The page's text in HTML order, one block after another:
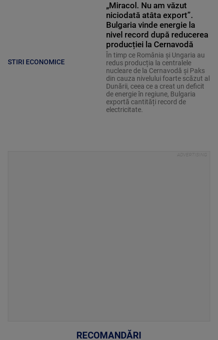
STIRI ECONOMICE
„Miracol. Nu am văzut
niciodată atâta export”.
Bulgaria vinde energie la
nivel record după reducerea
producției la Cernavodă
În timp ce România și Ungaria au
redus producția la centralele
nucleare de la Cernavodă și Paks
din cauza nivelului foarte scăzut al
Dunării, ceea ce a creat un deficit
de energie în regiune, Bulgaria
exportă cantități record de
electricitate.
RECOMANDĂRI